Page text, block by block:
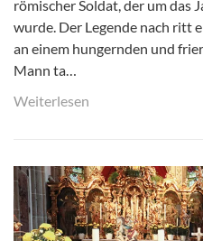
römischer Soldat, der um das
wurde. Der Legende nach ritt
an einem hungernden und
Mann ta…
Weiterlesen